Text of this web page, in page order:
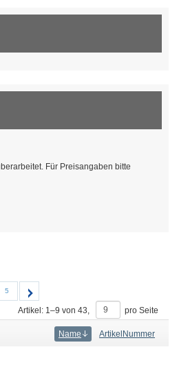
Für Preisangaben bitte
5
Artikel: 1–9 von 43, pro Seite
Name ArtikelNummer